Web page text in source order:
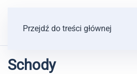
Przejdź do treści głównej
Schody